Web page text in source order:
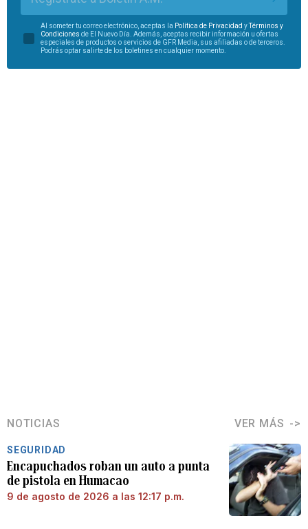
Al someter tu correo electrónico, aceptas la Política de Privacidad yTérminos y
Condiciones de El Nuevo Día. Además, aceptas recibir información u ofertas
especiales de productos o servicios de GFR Media, sus afiliadas o de terceros.
Podrás optar salirte de los boletines en cualquier momento.
NOTICIAS VER MÁS
SEGURIDAD
Encapuchados roban un auto a punta
de pistola en Humacao
9 de agosto de 2026 a las 12:17 p.m.